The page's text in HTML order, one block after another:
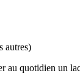
autres)
au quotidien un